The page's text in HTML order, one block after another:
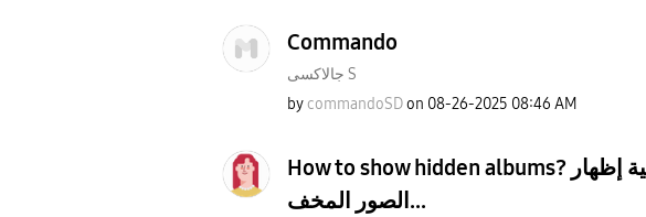
Commando
جالاكسى S
bycommandoSD on ‎08-26-2025 08:46 AM
How to show hidden albums? كيفية إظهار
الصور المخف...